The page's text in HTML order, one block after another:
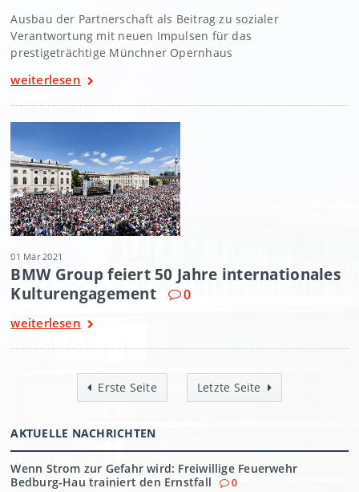
Ausbau der Partnerschaft als Beitrag zu sozialer
Verantwortung mit neuen Impulsen für das
prestigeträchtige Münchner Opernhaus
weiterlesen
01 Mär 2021
BMW Group feiert 50 Jahre internationales
Kulturengagement
0
weiterlesen
Erste Seite Letzte Seite
AKTUELLE NACHRICHTEN
Wenn Strom zur Gefahr wird: Freiwillige Feuerwehr
Bedburg-Hau trainiert den Ernstfall
0